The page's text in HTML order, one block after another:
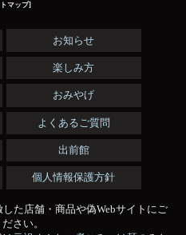
マップ]
お知らせ
楽しみ方
おみやげ
よくあるご質問
出前館
個人情報保護方針
た店舗・商品や偽Webサイトにご
さい。